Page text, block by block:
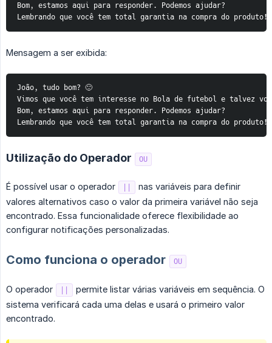
Bom, estamos aqui para responder. Podemos ajudar?
Lembrando que você tem total garantia na compra do produto!
Mensagem a ser exibida:
João, tudo bom? 🙂
Vimos que você tem interesse no Bola de futebol e talvez
Bom, estamos aqui para responder. Podemos ajudar?
Lembrando que você tem total garantia na compra do produto!
Utilização do Operador OU
É possível usar o operador
nas variáveis para definir
valores alternativos caso o valor da primeira variável não seja
encontrado. Essa funcionalidade oferece flexibilidade ao
configurar notificações personalizadas.
Como funciona o operador OU
O operador
permite listar várias variáveis em sequência. O
sistema verificará cada uma delas e usará o primeiro valor
encontrado.